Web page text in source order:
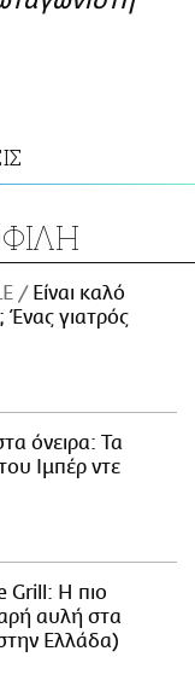
Είναι καλό
γιατρός
όνειρα: Τα
Ιμπέρ ντε
Grill: Η πιο
αυλή στα
Ελλάδα)